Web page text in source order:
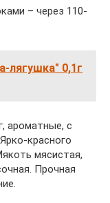
– через 110-
лягушка" 0,1г
ароматные, с
красного
мясистая,
Прочная